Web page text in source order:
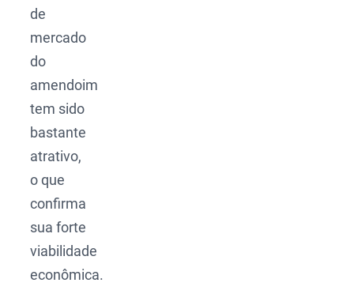
de
mercado
do
amendoim
tem sido
bastante
atrativo,
o que
confirma
sua forte
viabilidade
econômica.